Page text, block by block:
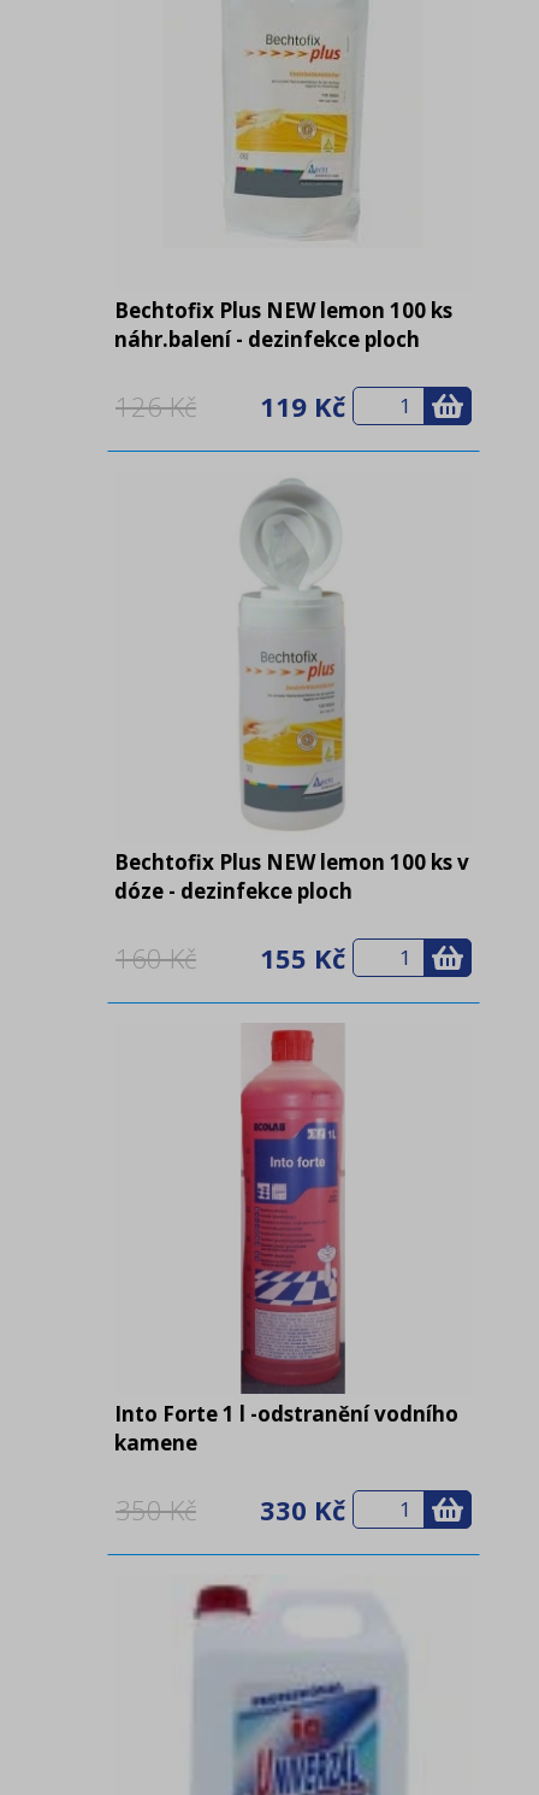
Bechtofix Plus NEW lemon 100 ks
náhr.balení - dezinfekce ploch
126 Kč 119 Kč
Bechtofix Plus NEW lemon 100 ks v
dóze - dezinfekce ploch
160 Kč 155 Kč
Into Forte 1 l -odstranění vodního
kamene
350 Kč 330 Kč